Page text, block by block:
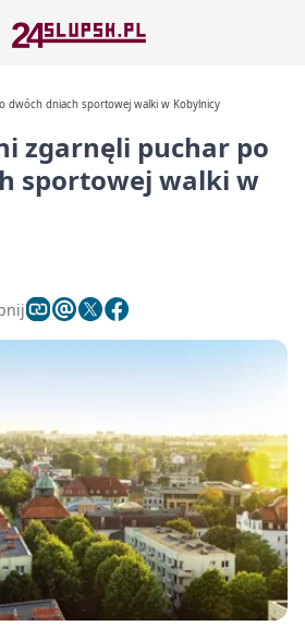
dwóch dniach sportowej walki w Kobylnicy
zgarnęli puchar po
sportowej walki w